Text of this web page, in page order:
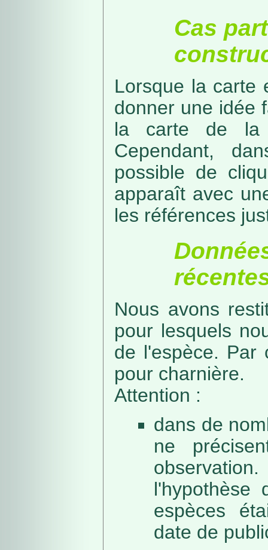
Cas
Lorsque la carte
donner une idée
la carte de la
Cependant,
possible de
apparaît avec
les références
Nous avons
pour lesquels
de l'espèce. Par
pour charnière.
Attention :
dans de
ne
l'hypothèse
espèces
date de